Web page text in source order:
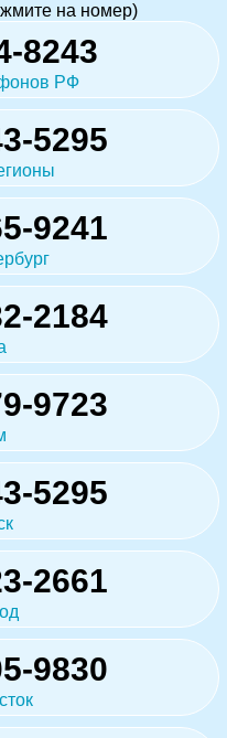
на номер)
8243
РФ
5295
9241
2184
9723
5295
2661
9830